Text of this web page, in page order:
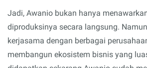
Jadi, Awanio bukan hanya
diproduksinya secara langsung.
kerjasama dengan berbagai
membangun ekosistem bisnis yang